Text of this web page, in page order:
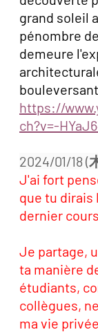
grand soleil
pénombre
demeure
https://
ch?v=-
2024/01/18 (
J'ai fort
que tu dirais
dernier
Je partage,
ta manière
étudiants,
collègues,
ma vie